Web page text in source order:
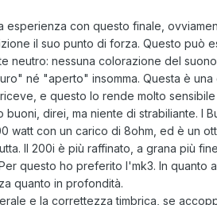
esperienza con questo finale,
il suo punto di forza. Questo può
neutro: nessuna colorazione del
né "aperto" insomma. Questa è una
e questo lo rende molto
direi, ma niente di strabiliante. I
watt con un carico di 8ohm, ed è un
Il 200i è più raffinato, a grana più
questo ho preferito l'mk3. In quanto
quanto in profondità.
e la correttezza timbrica, se